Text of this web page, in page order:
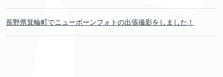
長野県箕輪町でニューボーンフォトの出張撮影をしました！